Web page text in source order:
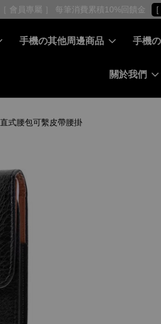
［ 會員專屬 ］ 每筆消費累積10%回饋金 [
手機の其他周邊商品 手機
關於我們
式腰包可繫皮帶腰掛